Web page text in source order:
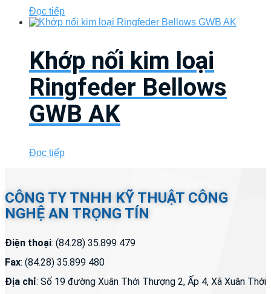
Đọc tiếp
Khớp nối kim loại
Ringfeder Bellows
GWB AK
Đọc tiếp
CÔNG TY TNHH KỸ THUẬT CÔNG
NGHỆ AN TRỌNG TÍN
Điện thoại: (84.28) 35.899 479
Fax: (84.28) 35.899 480
Địa chỉ: Số 19 đường Xuân Thới Thượng 2, Ấp 4, Xã Xuân Thới